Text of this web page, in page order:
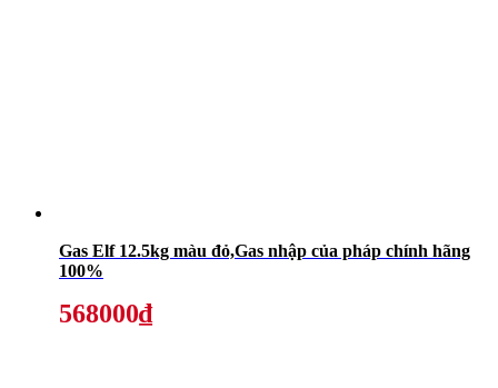
Gas Elf 12.5kg màu đỏ,Gas nhập của pháp chính hãng
100%
568000₫